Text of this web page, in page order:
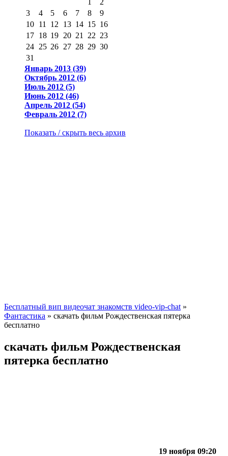
2
3
4 5 6 7 8
9
10 11 12 13 14 15 16
17 18 19 20 21 22 23
24 25 26 27 28 29 30
31
Январь 2013 (39)
Октябрь 2012 (6)
Июль 2012 (5)
Июнь 2012 (46)
Апрель 2012 (54)
Февраль 2012 (7)
Показать / скрыть весь архив
Бесплатный вип видеочат знакомств video-vip-chat »
Фантастика » скачать фильм Рождественская пятерка
бесплатно
скачать фильм Рождественская
пятерка бесплатно
19 ноября 09:20